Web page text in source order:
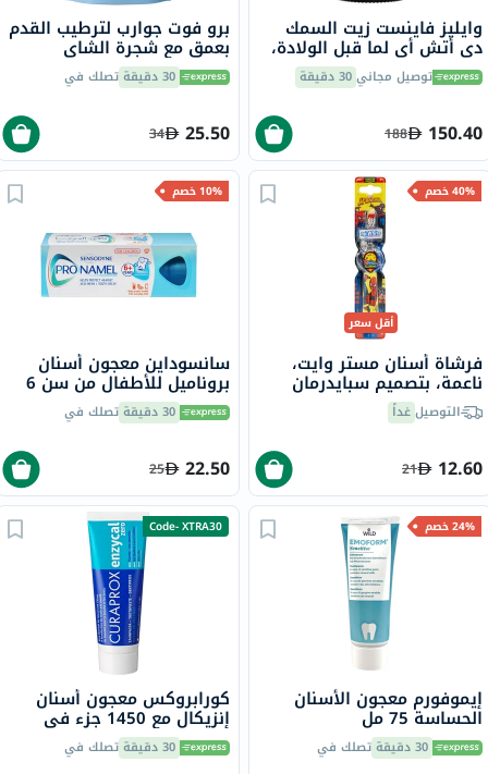
وايليز فاينست زيت السمك
دي أتش أي لما قبل الولادة،
حزمة 60 توصيل مجاني30 دقيقة
150.40
188
برو فوت جوارب لترطيب القدم
بعمق مع شجرة الشاي
وفيتامين E لإصلاح البشرة
الجافة،حزمه من زوج واحد
30 دقيقة تصلك في
25.50
34
40% خصم
أقل سعر
فرشاة أسنان مستر وايت،
ناعمة، بتصميم سبايدرمان
التوصيلغداً
12.60
21
10% خصم
سانسوداين معجون أسنان
بروناميل للأطفال من سن 6
سنوات فما فوق 50 مل
30 دقيقة تصلك في
22.50
25
24% خصم
إيموفورم معجون الأسنان
الحساسة 75 مل
30 دقيقة تصلك في
Code- XTRA30
كورابروكس معجون أسنان
إنزيكال مع 1450 جزء في
المليون من الفلورايد للأسنان
الحساسة 75 مل
30 دقيقة تصلك في